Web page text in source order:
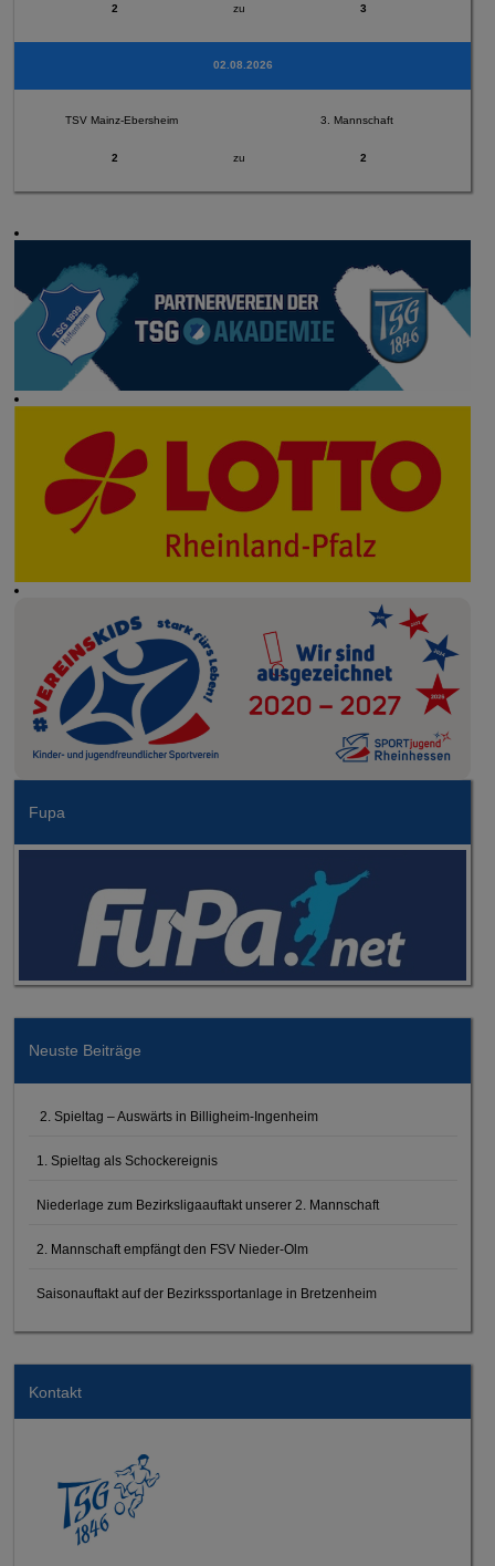
2 zu 3
02.08.2026
TSV Mainz-Ebersheim 3. Mannschaft
2 zu 2
Fupa
Neuste Beiträge
2. Spieltag – Auswärts in Billigheim-Ingenheim
1. Spieltag als Schockereignis
Niederlage zum Bezirksligaauftakt unserer 2. Mannschaft
2. Mannschaft empfängt den FSV Nieder-Olm
Saisonauftakt auf der Bezirkssportanlage in Bretzenheim
Kontakt